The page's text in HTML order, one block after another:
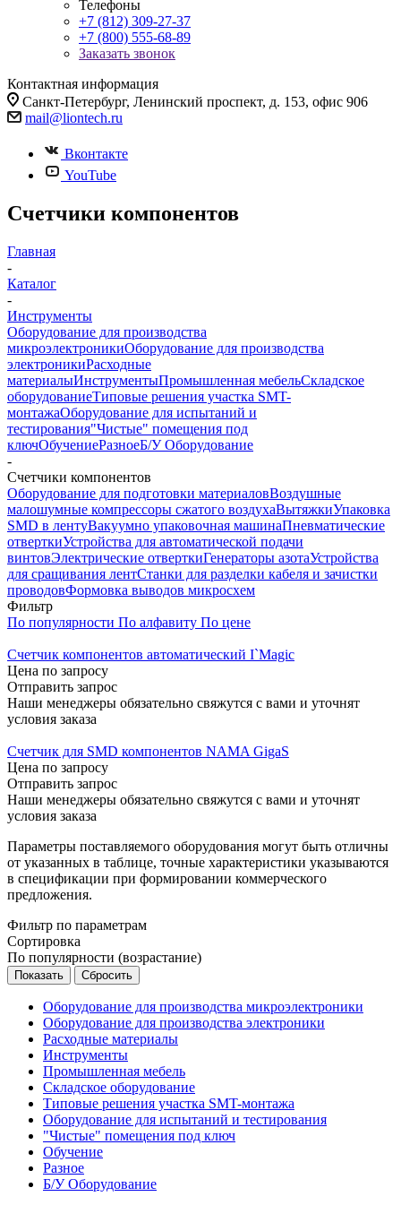
Телефоны
+7 (812) 309-27-37
+7 (800) 555-68-89
Заказать звонок
Контактная информация
Санкт-Петербург, Ленинский проспект, д. 153, офис 906
mail@liontech.ru
Вконтакте
YouTube
Счетчики компонентов
Главная
-
Каталог
-
Инструменты
Оборудование для производства
микроэлектроникиОборудование для производства
электроникиРасходные
материалыИнструментыПромышленная мебельСкладское
оборудованиеТиповые решения участка SMT-
монтажаОборудование для испытаний и
тестирования"Чистые" помещения под
ключОбучениеРазноеБ/У Оборудование
-
Счетчики компонентов
Оборудование для подготовки материаловВоздушные
малошумные компрессоры сжатого воздухаВытяжкиУпаковка
SMD в лентуВакуумно упаковочная машинаПневматические
отверткиУстройства для автоматической подачи
винтовЭлектрические отверткиГенераторы азотаУстройства
для сращивания лентСтанки для разделки кабеля и зачистки
проводовФормовка выводов микросхем
Фильтр
По популярности По алфавиту По цене
Счетчик компонентов автоматический I`Magic
Цена по запросу
Отправить запрос
Наши менеджеры обязательно свяжутся с вами и уточнят
условия заказа
Счетчик для SMD компонентов NAMA GigaS
Цена по запросу
Отправить запрос
Наши менеджеры обязательно свяжутся с вами и уточнят
условия заказа
Параметры поставляемого оборудования могут быть отличны
от указанных в таблице, точные характеристики указываются
в спецификации при формировании коммерческого
предложения.
Фильтр по параметрам
Сортировка
По популярности (возрастание)
Сбросить
Оборудование для производства микроэлектроники
Оборудование для производства электроники
Расходные материалы
Инструменты
Промышленная мебель
Складское оборудование
Типовые решения участка SMT-монтажа
Оборудование для испытаний и тестирования
"Чистые" помещения под ключ
Обучение
Разное
Б/У Оборудование